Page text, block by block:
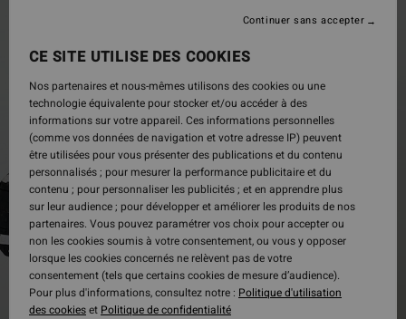
CE SITE UTILISE DES COOKIES
Nos partenaires et nous-mêmes utilisons des cookies ou une
technologie équivalente pour stocker et/ou accéder à des
informations sur votre appareil. Ces informations personnelles
(comme vos données de navigation et votre adresse IP) peuvent
être utilisées pour vous présenter des publications et du contenu
personnalisés ; pour mesurer la performance publicitaire et du
contenu ; pour personnaliser les publicités ; et en apprendre plus
sur leur audience ; pour développer et améliorer les produits de nos
partenaires. Vous pouvez paramétrer vos choix pour accepter ou
non les cookies soumis à votre consentement, ou vous y opposer
lorsque les cookies concernés ne relèvent pas de votre
consentement (tels que certains cookies de mesure d’audience).
Pour plus d'informations, consultez notre : Politique d'utilisation
des cookieset Politique de confidentialité
Continuer sans accepter